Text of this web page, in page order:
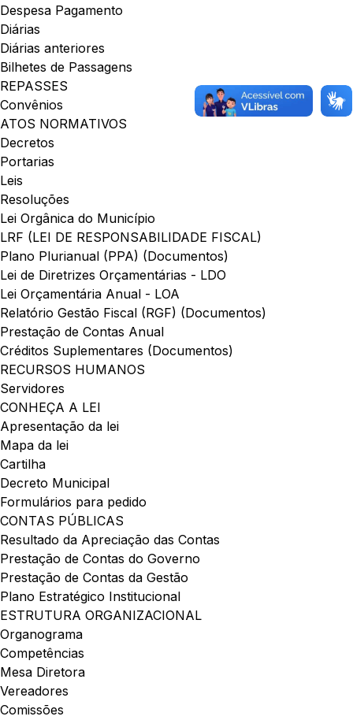
Despesa Pagamento
Diárias
Diárias anteriores
Bilhetes de Passagens
REPASSES
Convênios
ATOS NORMATIVOS
Decretos
Portarias
Leis
Resoluções
Lei Orgânica do Município
LRF (LEI DE RESPONSABILIDADE FISCAL)
Plano Plurianual (PPA) (Documentos)
Lei de Diretrizes Orçamentárias - LDO
Lei Orçamentária Anual - LOA
Relatório Gestão Fiscal (RGF) (Documentos)
Prestação de Contas Anual
Créditos Suplementares (Documentos)
RECURSOS HUMANOS
Servidores
CONHEÇA A LEI
Apresentação da lei
Mapa da lei
Cartilha
Decreto Municipal
Formulários para pedido
CONTAS PÚBLICAS
Resultado da Apreciação das Contas
Prestação de Contas do Governo
Prestação de Contas da Gestão
Plano Estratégico Institucional
ESTRUTURA ORGANIZACIONAL
Organograma
Competências
Mesa Diretora
Vereadores
Comissões